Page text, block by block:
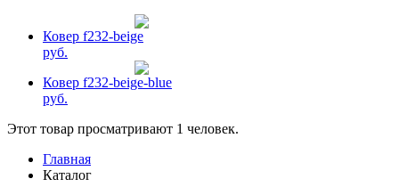
Ковер f232-beige
руб.
Ковер f232-beige-blue
руб.
Этот товар просматривают 1 человек.
Главная
Каталог